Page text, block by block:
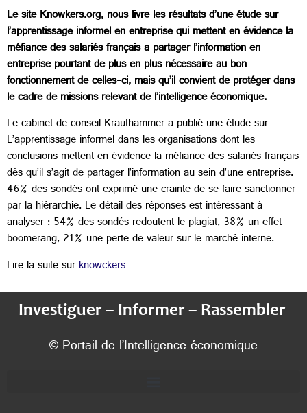
Le site Knowkers.org, nous livre les résultats d’une étude sur
l’apprentissage informel en entreprise qui mettent en évidence la
méfiance des salariés français a partager l’information en
entreprise pourtant de plus en plus nécessaire au bon
fonctionnement de celles-ci, mais qu’il convient de protéger dans
le cadre de missions relevant de l’intelligence économique.
Le cabinet de conseil Krauthammer a publié une étude sur
L’apprentissage informel dans les organisations dont les
conclusions mettent en évidence la méfiance des salariés français
dès qu’il s’agit de partager l’information au sein d’une entreprise.
46% des sondés ont exprimé une crainte de se faire sanctionner
par la hiérarchie. Le détail des réponses est intéressant à
analyser : 54% des sondés redoutent le plagiat, 38% un effet
boomerang, 21% une perte de valeur sur le marché interne.
Lire la suite surknowckers
Investiguer – Informer – Rassembler
© Portail de l’Intelligence économique